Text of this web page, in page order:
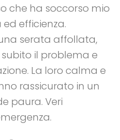
che ha soccorso mio
efficienza.
serata affollata,
il problema e
La loro calma e
rassicurato in un
paura. Veri